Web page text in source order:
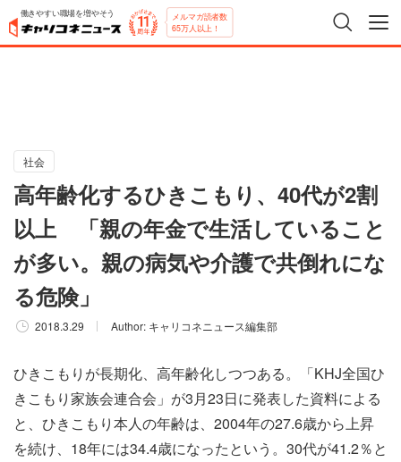
働きやすい職場を増やそう メルマガ読者数
65万人以上！
社会
高年齢化するひきこもり、40代が2割
以上 「親の年金で生活していること
が多い。親の病気や介護で共倒れにな
る危険」
2018.3.29 Author: キャリコネニュース編集部
ひきこもりが長期化、高年齢化しつつある。「KHJ全国ひ
きこもり家族会連合会」が3月23日に発表した資料による
と、ひきこもり本人の年齢は、2004年の27.6歳から上昇
を続け、18年には34.4歳になったという。30代が41.2％と